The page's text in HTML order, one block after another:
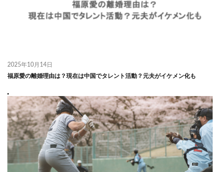
2025年10月14日
福原愛の離婚理由は？現在は中国でタレント活動？元夫がイケメン化も